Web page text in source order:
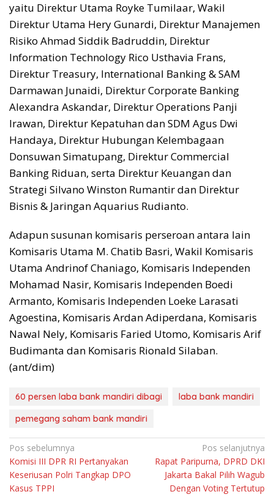
yaitu Direktur Utama Royke Tumilaar, Wakil
Direktur Utama Hery Gunardi, Direktur Manajemen
Risiko Ahmad Siddik Badruddin, Direktur
Information Technology Rico Usthavia Frans,
Direktur Treasury, International Banking & SAM
Darmawan Junaidi, Direktur Corporate Banking
Alexandra Askandar, Direktur Operations Panji
Irawan, Direktur Kepatuhan dan SDM Agus Dwi
Handaya, Direktur Hubungan Kelembagaan
Donsuwan Simatupang, Direktur Commercial
Banking Riduan, serta Direktur Keuangan dan
Strategi Silvano Winston Rumantir dan Direktur
Bisnis & Jaringan Aquarius Rudianto.
Adapun susunan komisaris perseroan antara lain
Komisaris Utama M. Chatib Basri, Wakil Komisaris
Utama Andrinof Chaniago, Komisaris Independen
Mohamad Nasir, Komisaris Independen Boedi
Armanto, Komisaris Independen Loeke Larasati
Agoestina, Komisaris Ardan Adiperdana, Komisaris
Nawal Nely, Komisaris Faried Utomo, Komisaris Arif
Budimanta dan Komisaris Rionald Silaban.
(ant/dim)
60 persen laba bank mandiri dibagi
laba bank mandiri
pemegang saham bank mandiri
Navigasi
pos
Pos sebelumnya
Komisi III DPR RI Pertanyakan
Keseriusan Polri Tangkap DPO
Kasus TPPI
Pos selanjutnya
Rapat Paripurna, DPRD DKI
Jakarta Bakal Pilih Wagub
Dengan Voting Tertutup